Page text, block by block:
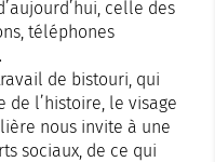
celle des
téléphones
de bistouri, qui
l’histoire, le visage
nous invite à une
sociaux, de ce qui